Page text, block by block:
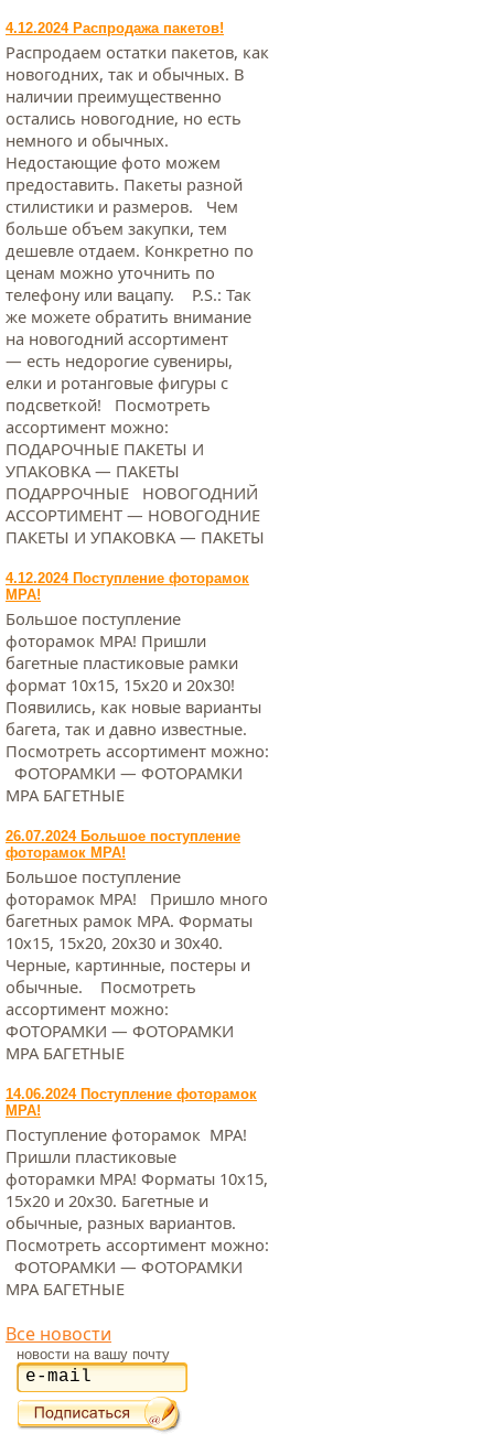
4.12.2024 Распродажа пакетов!
Распродаем остатки пакетов, как
новогодних, так и обычных. В
наличии преимущественно
остались новогодние, но есть
немного и обычных.
Недостающие фото можем
предоставить. Пакеты разной
стилистики и размеров. Чем
больше объем закупки, тем
дешевле отдаем. Конкретно по
ценам можно уточнить по
телефону или вацапу. Р.S.: Так
же можете обратить внимание
на новогодний ассортимент
— есть недорогие сувениры,
елки и ротанговые фигуры с
подсветкой! Посмотреть
ассортимент можно:
ПОДАРОЧНЫЕ ПАКЕТЫ И
УПАКОВКА — ПАКЕТЫ
ПОДАРРОЧНЫЕ НОВОГОДНИЙ
АССОРТИМЕНТ — НОВОГОДНИЕ
ПАКЕТЫ И УПАКОВКА — ПАКЕТЫ
4.12.2024 Поступление фоторамок
МРА!
Большое поступление
фоторамок МРА! Пришли
багетные пластиковые рамки
формат 10х15, 15х20 и 20х30!
Появились, как новые варианты
багета, так и давно известные.
Посмотреть ассортимент можно:
ФОТОРАМКИ — ФОТОРАМКИ
МРА БАГЕТНЫЕ
26.07.2024 Большое поступление
фоторамок МРА!
Большое поступление
фоторамок МРА! Пришло много
багетных рамок МРА. Форматы
10х15, 15х20, 20х30 и 30х40.
Черные, картинные, постеры и
обычные. Посмотреть
ассортимент можно:
ФОТОРАМКИ — ФОТОРАМКИ
МРА БАГЕТНЫЕ
14.06.2024 Поступление фоторамок
МРА!
Поступление фоторамок МРА!
Пришли пластиковые
фоторамки МРА! Форматы 10х15,
15х20 и 20х30. Багетные и
обычные, разных вариантов.
Посмотреть ассортимент можно:
ФОТОРАМКИ — ФОТОРАМКИ
МРА БАГЕТНЫЕ
Все новости
новости на вашу почту